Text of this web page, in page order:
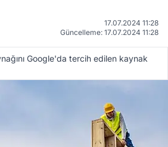
17.07.2024 11:28
Güncelleme: 17.07.2024 11:28
Google'da tercih edilen kaynak